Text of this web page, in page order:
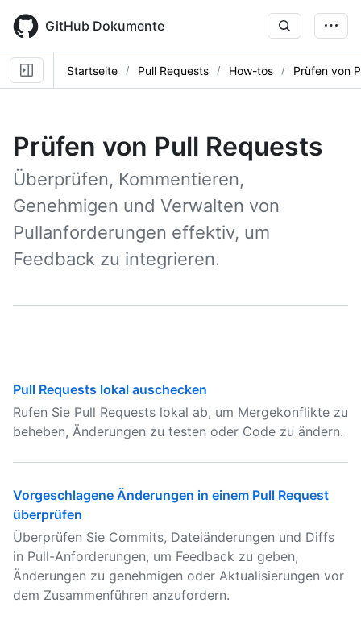
main
content
GitHub Dokumente
Startseite Pull Requests How-tos Prüfen von
Prüfen von Pull Requests
Überprüfen, Kommentieren,
Genehmigen und Verwalten von
Pullanforderungen effektiv, um
Feedback zu integrieren.
Pull Requests lokal auschecken
Rufen Sie Pull Requests lokal ab, um Mergekonflikte zu
beheben, Änderungen zu testen oder Code zu ändern.
Vorgeschlagene Änderungen in einem Pull Request
überprüfen
Überprüfen Sie Commits, Dateiänderungen und Diffs
in Pull-Anforderungen, um Feedback zu geben,
Änderungen zu genehmigen oder Aktualisierungen vor
dem Zusammenführen anzufordern.